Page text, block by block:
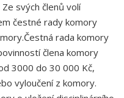
svých členů volí
čestné rady komory
rada komory
člena komory
3000 do 30 000 Kč,
vyloučení z komory.